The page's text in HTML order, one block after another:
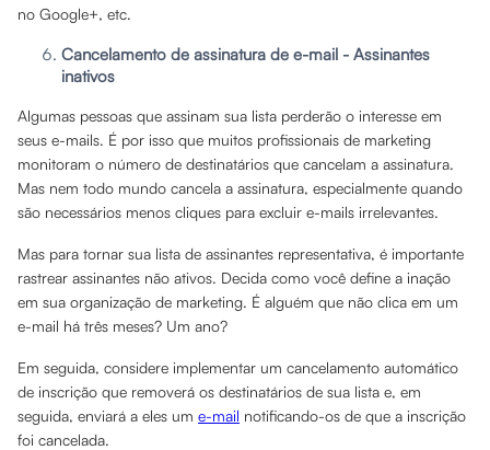
no Google+, etc.
Cancelamento de assinatura de e-mail - Assinantes
inativos
Algumas pessoas que assinam sua lista perderão o interesse em
seus e-mails. É por isso que muitos profissionais de marketing
monitoram o número de destinatários que cancelam a assinatura.
Mas nem todo mundo cancela a assinatura, especialmente quando
são necessários menos cliques para excluir e-mails irrelevantes.
Mas para tornar sua lista de assinantes representativa, é importante
rastrear assinantes não ativos. Decida como você define a inação
em sua organização de marketing. É alguém que não clica em um
e-mail há três meses? Um ano?
Em seguida, considere implementar um cancelamento automático
de inscrição que removerá os destinatários de sua lista e, em
seguida, enviará a eles um e-mail notificando-os de que a inscrição
foi cancelada.